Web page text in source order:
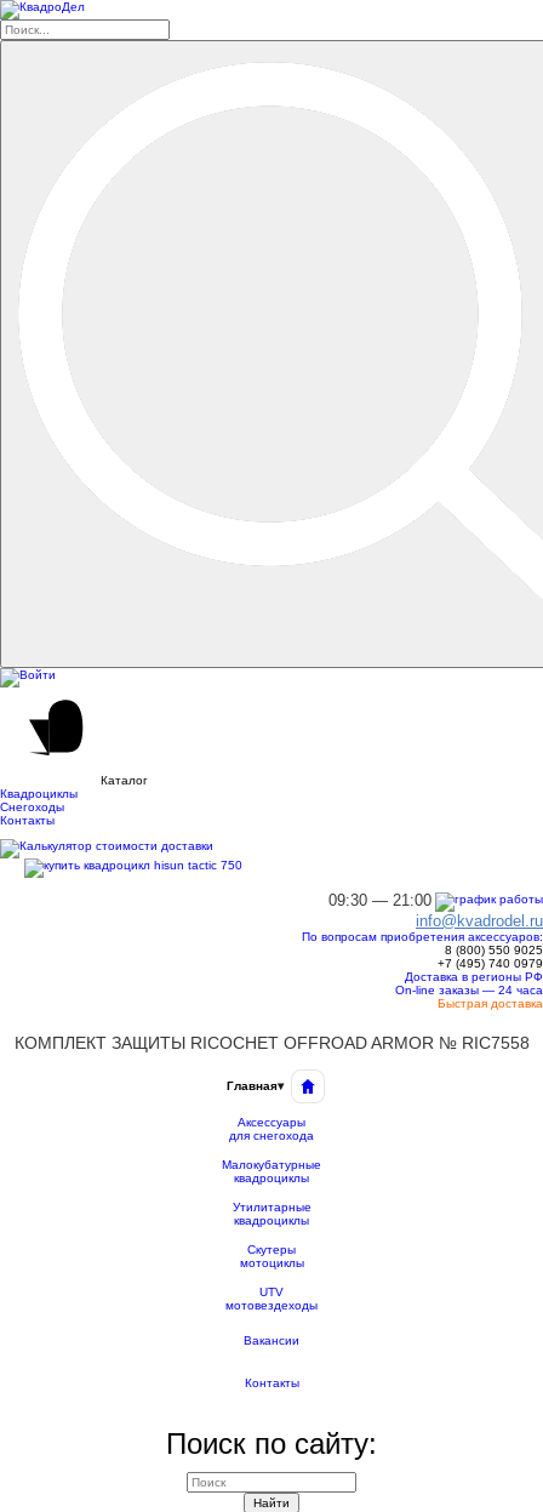
Каталог
Квадроциклы
Снегоходы
Контакты
09:30 — 21:00
info@kvadrodel.ru
По вопросам приобретения аксессуаров:
8 (800) 550 9025
+7 (495) 740 0979
Доставка в регионы РФ
On-line заказы — 24 часа
Быстрая доставка
КОМПЛЕКТ ЗАЩИТЫ RICOCHET OFFROAD ARMOR № RIC7558
Главная▾
Аксессуары
для снегохода
Малокубатурные
квадроциклы
Утилитарные
квадроциклы
Скутеры
мотоциклы
UTV
мотовездеходы
Вакансии
Контакты
Поиск по сайту:
Найти